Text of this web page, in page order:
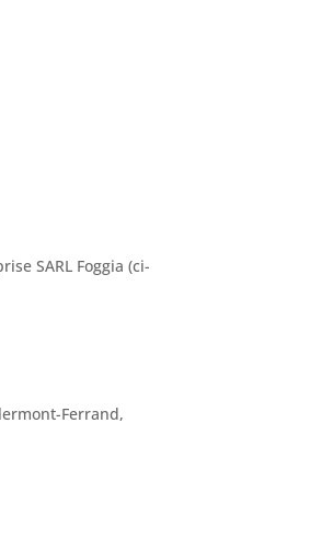
SARL Foggia (ci-
Ferrand,